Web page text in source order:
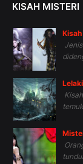
KISAH MISTERI